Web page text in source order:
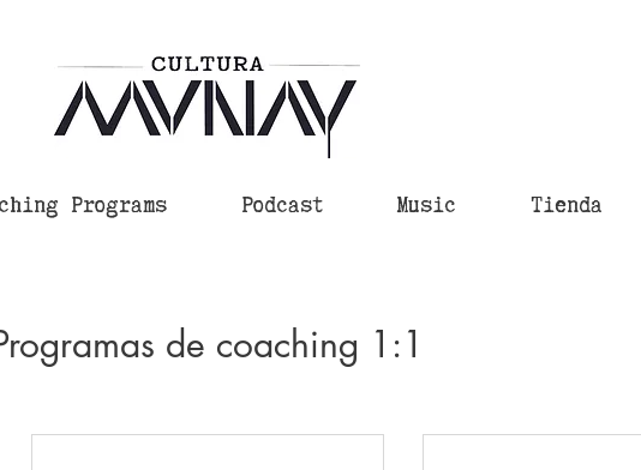
Programs Podcast Music Tienda
de coaching 1:1